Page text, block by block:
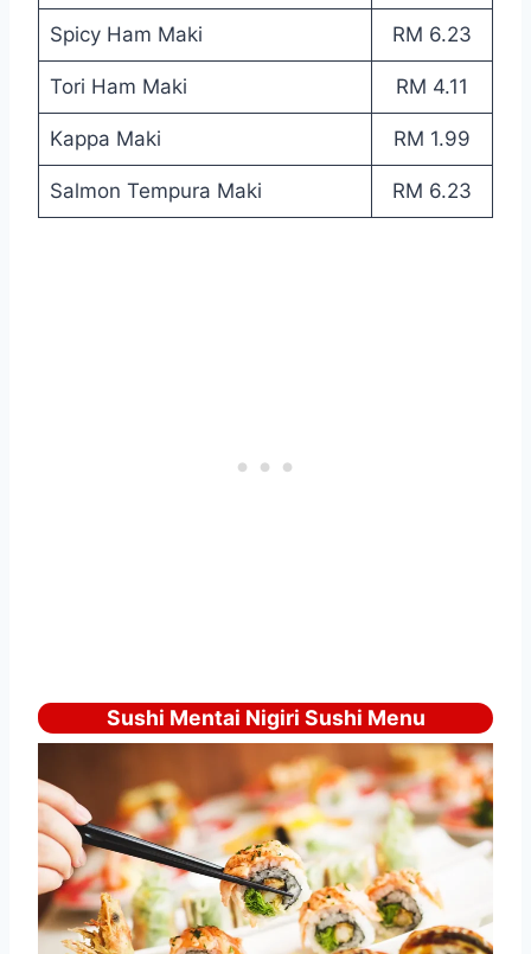
Spicy Ham Maki RM 6.23
Tori Ham Maki RM 4.11
Kappa Maki RM 1.99
Salmon Tempura Maki RM 6.23
Sushi Mentai Nigiri Sushi Menu